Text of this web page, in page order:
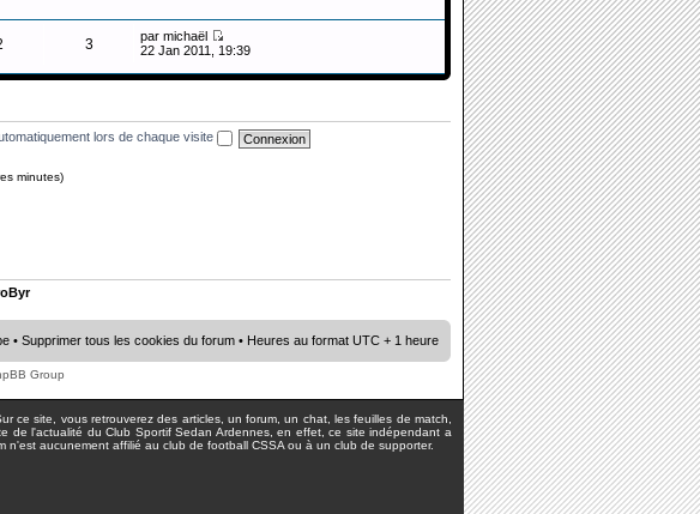
3 par michaël
22 Jan 2011, 19:39
lors de chaque visite
minutes)
• Supprimer tous les cookies du forum • Heures au format UTC + 1 heure
Group
ce site, vous retrouverez des articles, un forum, un chat, les feuilles de match,
de l'actualité du Club Sportif Sedan Ardennes, en effet, ce site indépendant a
aucunement affilié au club de football CSSA ou à un club de supporter.